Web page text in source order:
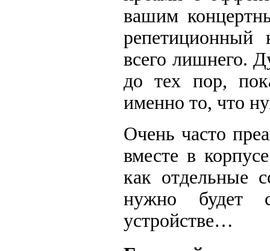
вашим
всего лишнего.
до тех пор,
именно то, что
Очень часто
вместе в
как отдельные
нужно будет
устройстве…